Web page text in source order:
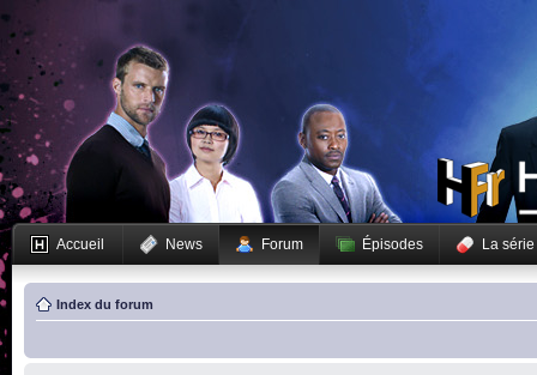
Accueil News Forum Épisodes La série
Index du forum